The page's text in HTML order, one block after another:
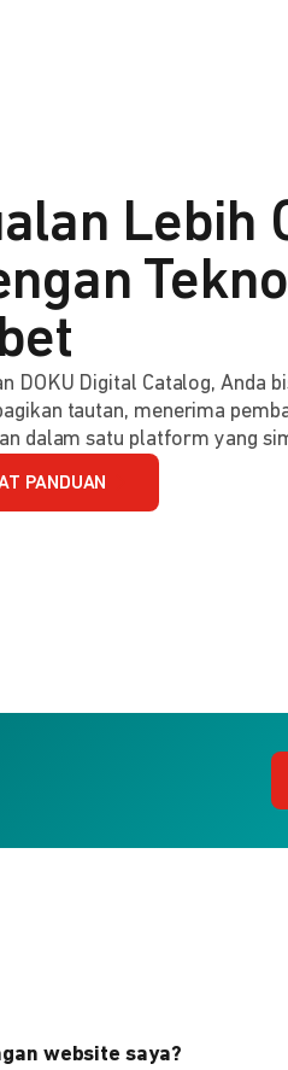
Lebih
DOKU Digital Catalog, Anda
tautan, menerima
dalam satu platform yang
PANDUAN
website saya?